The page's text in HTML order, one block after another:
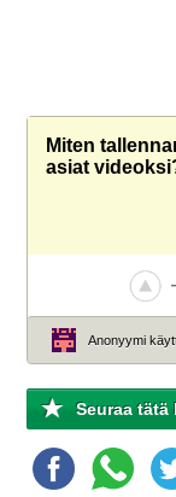
Miten
asiat
Anonyymi
Seuraa tätä